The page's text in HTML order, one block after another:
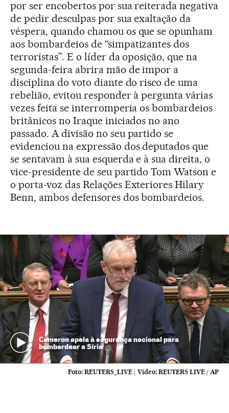
por ser encobertos por sua reiterada negativa
de pedir desculpas por sua exaltação da
véspera, quando chamou os que se opunham
aos bombardeios de “simpatizantes dos
terroristas”. E o líder da oposição, que na
segunda-feira abrira mão de impor a
disciplina do voto diante do risco de uma
rebelião, evitou responder à pergunta várias
vezes feita se interromperia os bombardeios
britânicos no Iraque iniciados no ano
passado. A divisão no seu partido se
evidenciou na expressão dos deputados que
se sentavam à sua esquerda e à sua direita, o
vice-presidente de seu partido Tom Watson e
o porta-voz das Relações Exteriores Hilary
Benn, ambos defensores dos bombardeios.
Cameron apela à segurança nacional para
bombardear a Síria
Foto: REUTERS_LIVE | Vídeo: REUTERS LIVE / AP